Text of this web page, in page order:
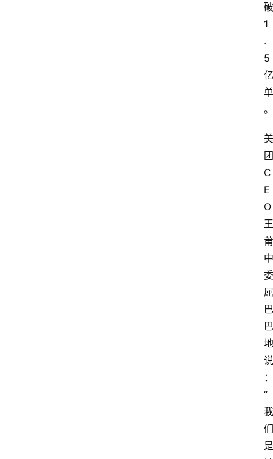
破
1
.
5
亿
单
。
美
团
C
E
O
王
莆
中
委
屈
巴
巴
地
说
：
“
我
们
是